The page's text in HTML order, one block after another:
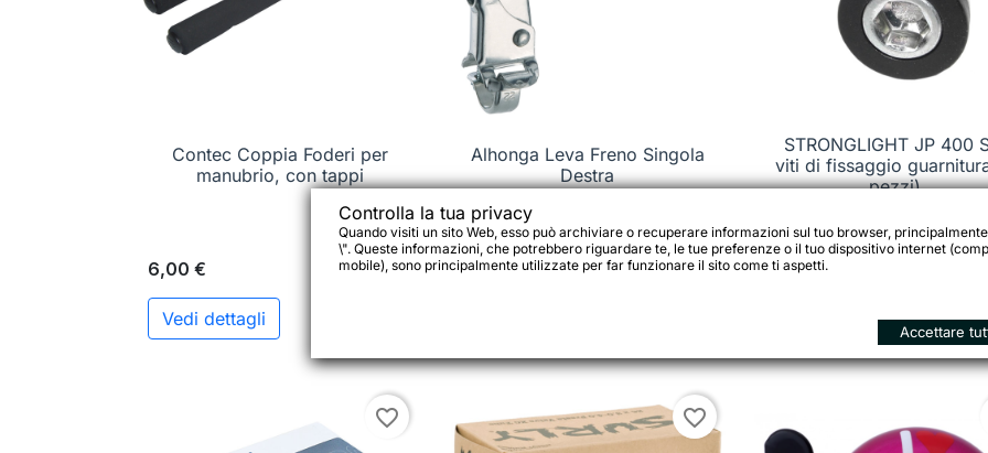
 Anteprima
Contec Coppia Foderi per
manubrio, con tappi
6,00 €
Vedi dettagli
 Anteprima
Alhonga Leva Freno Singola
Destra
4,00 €
 Anteprima
STRONGLIGHT JP 400
viti di fissaggio
pezzi)
2,45 €
Vedi dettagli
favorite_border favorite_border
Controlla la tua privacy
Quando visiti un sito Web, esso può archiviare o recuperare informazioni sul tuo browser,
\". Queste informazioni, che potrebbero riguardare te, le tue preferenze o il tuo dispositivo internet
mobile), sono principalmente utilizzate per far funzionare il sito come ti aspetti.
Accettare